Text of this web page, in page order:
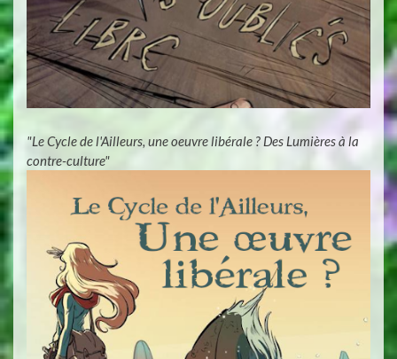
"Le Cycle de l'Ailleurs, une oeuvre libérale ? Des Lumières à la
contre-culture"